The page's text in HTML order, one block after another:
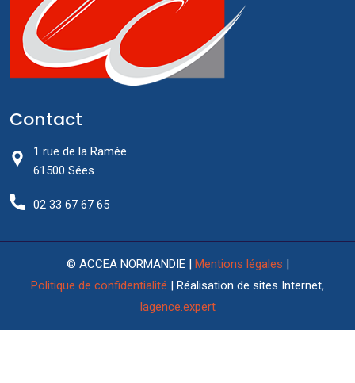
Contact
1 rue de la Ramée
61500 Sées
02 33 67 67 65
© ACCEA NORMANDIE | Mentions légales |
Politique de confidentialité | Réalisation de sites Internet,
lagence.expert